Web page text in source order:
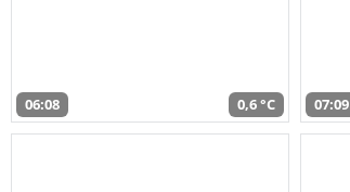
06:08 0,6 °C 07:09